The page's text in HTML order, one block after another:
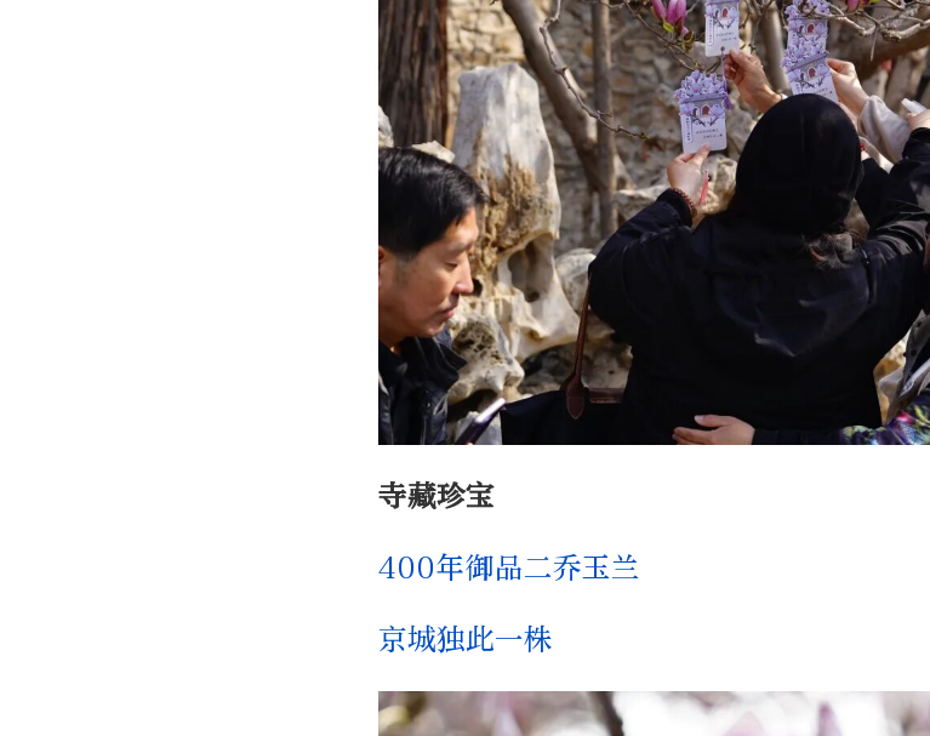
寺藏珍宝
400年御品二乔玉兰
京城独此一株